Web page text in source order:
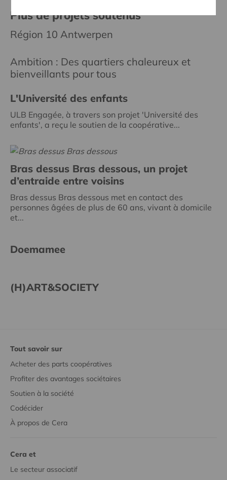
Plus de projets soutenus
Région 10 Antwerpen
Ambition : Des quartiers chaleureux et
bienveillants pour tous
L'Université des enfants
ULB Engagée, à travers son projet 'Université des
enfants', a reçu le soutien de la coopérative...
Bras dessus Bras dessous, un projet
d’entraide entre voisins
Bras dessus Bras dessous met en contact des
personnes âgées de plus de 60 ans, vivant à domicile
et...
Doemamee
(H)ART&SOCIETY
Tout savoir sur
Acheter des parts coopératives
Profiter des avantages sociétaires
Soutien à la société
Codécider
À propos de Cera
Cera et
Le secteur associatif